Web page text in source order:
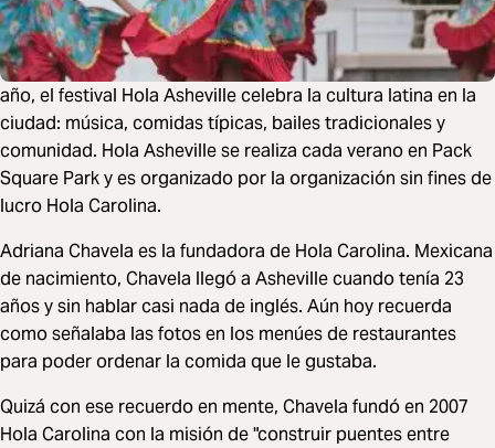
año, el festival Hola Asheville celebra la cultura latina en la
ciudad: música, comidas típicas, bailes tradicionales y
comunidad. Hola Asheville se realiza cada verano en Pack
Square Park y es organizado por la organización sin fines de
lucro Hola Carolina.
Adriana Chavela es la fundadora de Hola Carolina. Mexicana
de nacimiento, Chavela llegó a Asheville cuando tenía 23
años y sin hablar casi nada de inglés. Aún hoy recuerda
como señalaba las fotos en los menúes de restaurantes
para poder ordenar la comida que le gustaba.
Quizá con ese recuerdo en mente, Chavela fundó en 2007
Hola Carolina con la misión de "construir puentes entre